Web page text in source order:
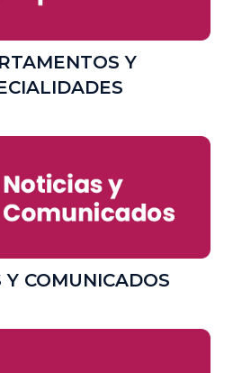
Y
Y COMUNICADOS